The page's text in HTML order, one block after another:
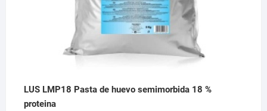
LUS LMP18 Pasta de huevo semimorbida 18 %
proteina